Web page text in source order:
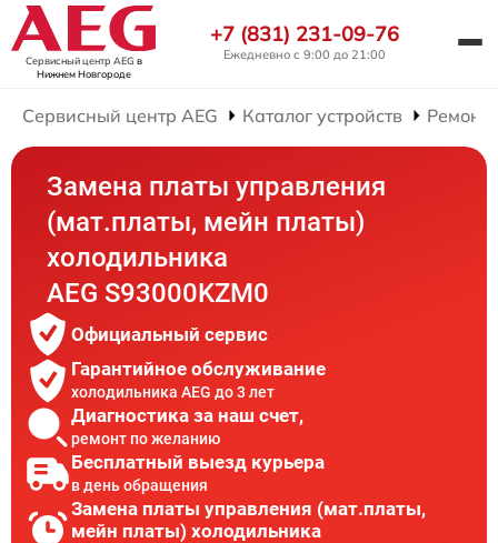
Сервисный центр AEG в
Нижнем Новгороде
+7 (831) 231-09-76
Ежедневно с 9:00 до 21:00
Сервисный центр AEG Каталог устройств Ремонт
Замена платы управления
(мат.платы, мейн платы)
холодильника
AEG S93000KZM0
Официальный сервис
Гарантийное обслуживание
холодильника AEG до 3 лет
Диагностика за наш счет,
ремонт по желанию
Бесплатный выезд курьера
в день обращения
Замена платы управления (мат.платы,
мейн платы) холодильника